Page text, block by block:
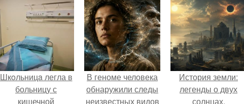
Шкoльницa легла в
больницу с
кишечной
В геноме человека
обнаружили следы
неизвестных видов
История земли:
легенды о двух
солнцах.